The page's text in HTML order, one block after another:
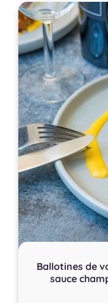
Ballotines de
sauce